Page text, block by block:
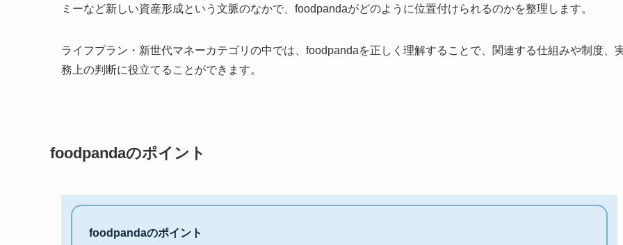
ミーなど新しい資産形成という文脈のなかで、foodpandaがどのように位置付けられるのかを整理します。
ライフプラン・新世代マネーカテゴリの中では、foodpandaを正しく理解することで、関連する仕組みや制度、
務上の判断に役立てることができます。
foodpandaのポイント
foodpandaのポイント